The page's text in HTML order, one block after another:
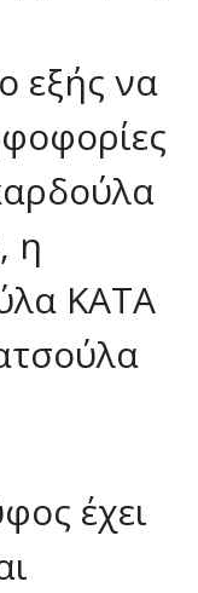
εξής να
η
ΚΑΤΑ
έχει